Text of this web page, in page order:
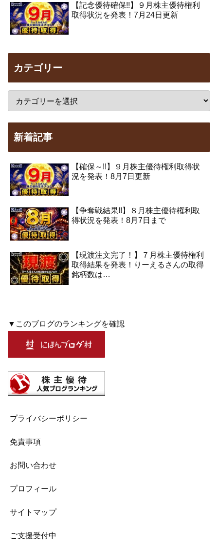
【記念優待確保!!】９月株主優待権利
取得状況を発表！7月24日更新
カテゴリー
新着記事
【確保～!!】９月株主優待権利取得状
況を発表！8月7日更新
【争奪戦結果!!】８月株主優待権利取
得状況を発表！8月7日まで
【現渡注文完了！】７月株主優待権利
取得結果を発表！りーえるさんの取得
銘柄数は…
▼このブログのランキングを確認
プライバシーポリシー
免責事項
お問い合わせ
プロフィール
サイトマップ
ご支援受付中